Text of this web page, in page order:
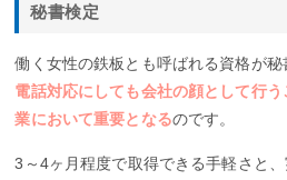
秘書検定
働く女性の鉄板とも呼ばれる資格が秘
電話対応にしても会社の顔として行
業において重要となるのです。
3～4ヶ月程度で取得できる手軽さと